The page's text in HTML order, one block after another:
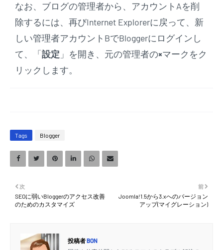
なお、ブログの管理者から、アカウントAを削
除するには、再びInternet Explorerに戻って、新
しい管理者アカウントBでBloggerにログインし
て、「設定 」を開き、元の管理者の×マークをク
リックします。
Tags Blogger
前
Joomla!1.5から3.xへのバージョン
アップ(マイグレーション)
次
SEOに弱いBloggerのアクセス改善
のためのカスタマイズ
投稿者BON